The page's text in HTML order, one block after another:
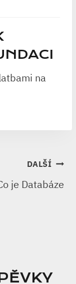
na
DALŠÍ
je Databáze